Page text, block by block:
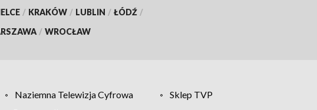
/ KRAKÓW / LUBLIN / ŁÓDŹ /
/ WROCŁAW
Naziemna Telewizja Cyfrowa
Sklep TVP